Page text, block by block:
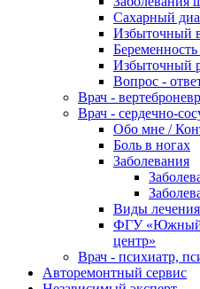
Сахарный
Избыточный
Избыточный
Вопрос -
Врач -
Врач - сердечно-
Обо мне /
Боль в ногах
Заболевания
Виды лечения
ФГУ «Южный
центр»
Врач - психиатр,
Авторемонтный сервис